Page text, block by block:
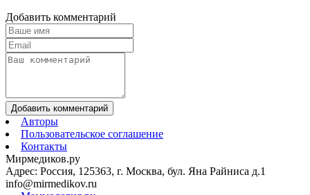
Добавить комментарий
Добавить комментарий
Авторы
Пользовательское соглашение
Контакты
Мирмедиков.ру
Адрес: Россия, 125363, г. Москва, бул. Яна Райниса д.1
info@mirmedikov.ru